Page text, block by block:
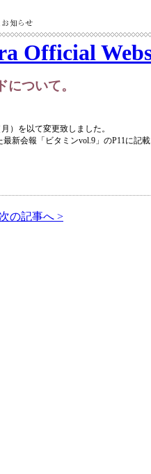
ついて。
）を以て変更致しました。
新会報「ビタミンvol.9」のP11に記
次の記事へ >